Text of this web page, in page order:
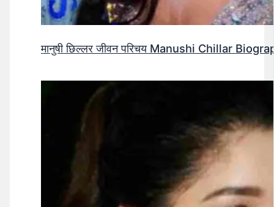
मानुषी छिल्लर जीवन परिचय Manushi Chillar